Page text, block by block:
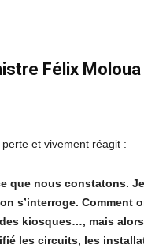
Félix
et vivement réagit :
que nous constatons.
s’interroge. Comment
kiosques…, mais
les circuits, les